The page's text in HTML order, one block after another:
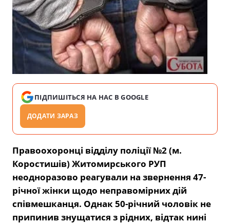
ПІДПИШІТЬСЯ НА НАС В GOOGLE
ДОДАТИ ЗАРАЗ
Правоохоронці відділу поліції №2 (м.
Коростишів) Житомирського РУП
неодноразово реагували на звернення 47-
річної жінки щодо неправомірних дій
співмешканця. Однак 50-річний чоловік не
припинив знущатися з рідних, відтак нині